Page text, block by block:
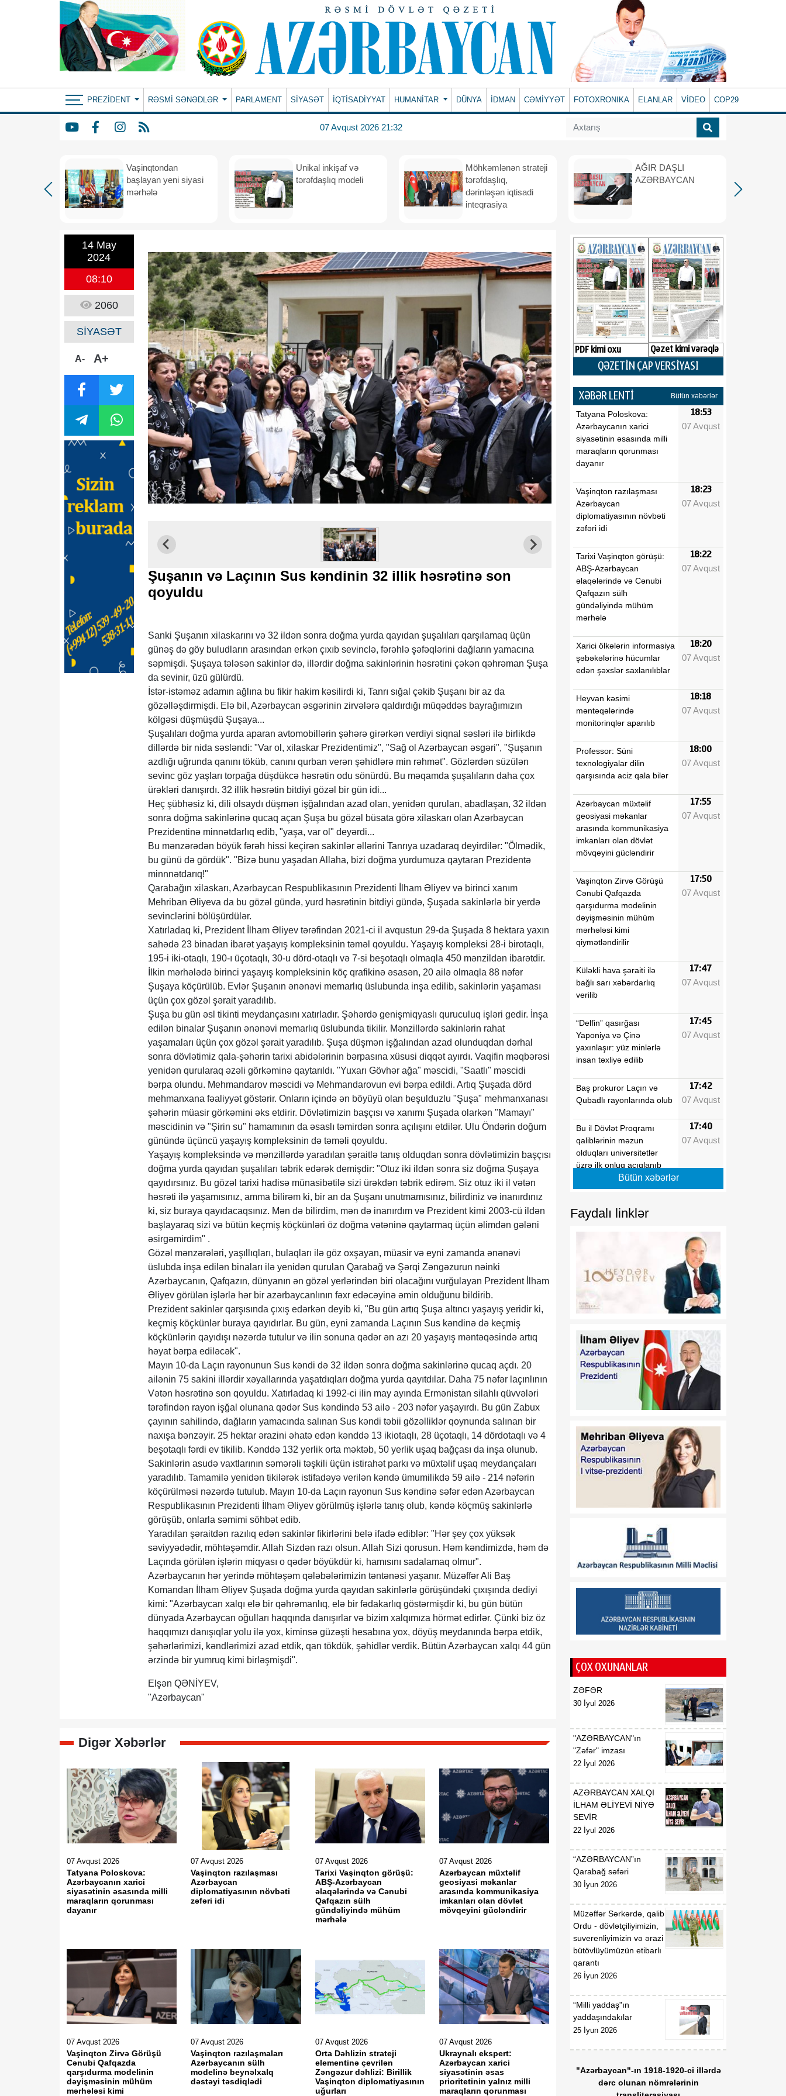
PREZIDENT RƏSMI SƏNƏDLƏR PARLAMENT SİYASƏT İQTİSADİYYAT HUMANITAR DÜNYA İDMAN CƏMİYYƏT FOTOXRONIKA ELANLAR VİDEO COP29
07 Avqust 2026 21:32
Vaşinqtondan
başlayan yeni siyasi
mərhələ
Unikal inkişaf və
tərəfdaşlıq modeli
Möhkəmlənən strateji
tərəfdaşlıq,
dərinləşən iqtisadi
inteqrasiya
AĞIR DAŞLI
AZƏRBAYCAN
14 May
2024
08:10
2060
SİYASƏT
A- A+
Şuşanın və Laçının Sus kəndinin 32 illik həsrətinə son
qoyuldu
Sanki Şuşanın xilaskarını və 32 ildən sonra doğma yurda qayıdan şuşalıları qarşılamaq üçün
günəş də göy buludların arasından erkən çıxıb sevinclə, fərəhlə şəfəqlərini dağların yamacına
səpmişdi. Şuşaya tələsən sakinlər də, illərdir doğma sakinlərinin həsrətini çəkən qəhrəman Şuşa
da sevinir, üzü gülürdü.
İstər-istəməz adamın ağlına bu fikir hakim kəsilirdi ki, Tanrı sığal çəkib Şuşanı bir az da
gözəlləşdirmişdi. Elə bil, Azərbaycan əsgərinin zirvələrə qaldırdığı müqəddəs bayrağımızın
kölgəsi düşmüşdü Şuşaya...
Şuşalıları doğma yurda aparan avtomobillərin şəhərə girərkən verdiyi siqnal səsləri ilə birlikdə
dillərdə bir nida səsləndi: "Var ol, xilaskar Prezidentimiz", "Sağ ol Azərbaycan əsgəri", "Şuşanın
azdlığı uğrunda qanını töküb, canını qurban verən şəhidlərə min rəhmət". Gözlərdən süzülən
sevinc göz yaşları torpağa düşdükcə həsrətin odu sönürdü. Bu məqamda şuşalıların daha çox
ürəkləri danışırdı. 32 illik həsrətin bitdiyi gözəl bir gün idi...
Heç şübhəsiz ki, dili olsaydı düşmən işğalından azad olan, yenidən qurulan, abadlaşan, 32 ildən
sonra doğma sakinlərinə qucaq açan Şuşa bu gözəl büsata görə xilaskarı olan Azərbaycan
Prezidentinə minnətdarlıq edib, "yaşa, var ol" deyərdi...
Bu mənzərədən böyük fərəh hissi keçirən sakinlər əllərini Tanrıya uzadaraq deyirdilər: "Ölmədik,
bu günü də gördük". "Bizə bunu yaşadan Allaha, bizi doğma yurdumuza qaytaran Prezidentə
minnnətdarıq!"
Qarabağın xilaskarı, Azərbaycan Respublikasının Prezidenti İlham Əliyev və birinci xanım
Mehriban Əliyeva da bu gözəl gündə, yurd həsrətinin bitdiyi gündə, Şuşada sakinlərlə bir yerdə
sevinclərini bölüşürdülər.
Xatırladaq ki, Prezident İlham Əliyev tərəfindən 2021-ci il avqustun 29-da Şuşada 8 hektara yaxın
sahədə 23 binadan ibarət yaşayış kompleksinin təməl qoyuldu. Yaşayış kompleksi 28-i birotaqlı,
195-i iki-otaqlı, 190-ı üçotaqlı, 30-u dörd-otaqlı və 7-si beşotaqlı olmaqla 450 mənzildən ibarətdir.
İlkin mərhələdə birinci yaşayış kompleksinin köç qrafikinə əsasən, 20 ailə olmaqla 88 nəfər
Şuşaya köçürülüb. Evlər Şuşanın ənənəvi memarlıq üslubunda inşa edilib, sakinlərin yaşaması
üçün çox gözəl şərait yaradılıb.
Şuşa bu gün əsl tikinti meydançasını xatırladır. Şəhərdə genişmiqyaslı quruculuq işləri gedir. İnşa
edilən binalar Şuşanın ənənəvi memarlıq üslubunda tikilir. Mənzillərdə sakinlərin rahat
yaşamaları üçün çox gözəl şərait yaradılıb. Şuşa düşmən işğalından azad olunduqdan dərhal
sonra dövlətimiz qala-şəhərin tarixi abidələrinin bərpasına xüsusi diqqət ayırdı. Vaqifin məqbərəsi
yenidən qurularaq əzəli görkəminə qaytarıldı. "Yuxarı Gövhər ağa" məscidi, "Saatlı" məscidi
bərpa olundu. Mehmandarov məscidi və Mehmandarovun evi bərpa edildi. Artıq Şuşada dörd
mehmanxana fəaliyyət göstərir. Onların içində ən böyüyü olan beşulduzlu "Şuşa" mehmanxanası
şəhərin müasir görkəmini əks etdirir. Dövlətimizin başçısı və xanımı Şuşada olarkən "Mamayı"
məscidinin və "Şirin su" hamamının da əsaslı təmirdən sonra açılışını etdilər. Ulu Öndərin doğum
günündə üçüncü yaşayış kompleksinin də təməli qoyuldu.
Yaşayış kompleksində və mənzillərdə yaradılan şəraitlə tanış olduqdan sonra dövlətimizin başçısı
doğma yurda qayıdan şuşalıları təbrik edərək demişdir: "Otuz iki ildən sonra siz doğma Şuşaya
qayıdırsınız. Bu gözəl tarixi hadisə münasibətilə sizi ürəkdən təbrik edirəm. Siz otuz iki il vətən
həsrəti ilə yaşamısınız, amma bilirəm ki, bir an da Şuşanı unutmamısınız, bilirdiniz və inanırdınız
ki, siz buraya qayıdacaqsınız. Mən də bilirdim, mən də inanırdım və Prezident kimi 2003-cü ildən
başlayaraq sizi və bütün keçmiş köçkünləri öz doğma vətəninə qaytarmaq üçün əlimdən gələni
əsirgəmirdim" .
Gözəl mənzərələri, yaşıllıqları, bulaqları ilə göz oxşayan, müasir və eyni zamanda ənənəvi
üslubda inşa edilən binaları ilə yenidən qurulan Qarabağ və Şərqi Zəngəzurun nəinki
Azərbaycanın, Qafqazın, dünyanın ən gözəl yerlərindən biri olacağını vurğulayan Prezident İlham
Əliyev görülən işlərlə hər bir azərbaycanlının fəxr edəcəyinə əmin olduğunu bildirib.
Prezident sakinlər qarşısında çıxış edərkən deyib ki, "Bu gün artıq Şuşa altıncı yaşayış yeridir ki,
keçmiş köçkünlər buraya qayıdırlar. Bu gün, eyni zamanda Laçının Sus kəndinə də keçmiş
köçkünlərin qayıdışı nəzərdə tutulur və ilin sonuna qədər ən azı 20 yaşayış məntəqəsində artıq
həyat bərpa ediləcək".
Mayın 10-da Laçın rayonunun Sus kəndi də 32 ildən sonra doğma sakinlərinə qucaq açdı. 20
ailənin 75 sakini illərdir xəyallarında yaşatdıqları doğma yurda qayıtdılar. Daha 75 nəfər laçınlının
Vətən həsrətinə son qoyuldu. Xatırladaq ki 1992-ci ilin may ayında Ermənistan silahlı qüvvələri
tərəfindən rayon işğal olunana qədər Sus kəndində 53 ailə - 203 nəfər yaşayırdı. Bu gün Zabux
çayının sahilində, dağların yamacında salınan Sus kəndi təbii gözəlliklər qoynunda salınan bir
naxışa bənzəyir. 25 hektar ərazini əhatə edən kənddə 13 ikiotaqlı, 28 üçotaqlı, 14 dördotaqlı və 4
beşotaqlı fərdi ev tikilib. Kənddə 132 yerlik orta məktəb, 50 yerlik uşaq bağçası da inşa olunub.
Sakinlərin asudə vaxtlarının səmərəli təşkili üçün istirahət parkı və müxtəlif uşaq meydançaları
yaradılıb. Tamamilə yenidən tikilərək istifadəyə verilən kəndə ümumilikdə 59 ailə - 214 nəfərin
köçürülməsi nəzərdə tutulub. Mayın 10-da Laçın rayonun Sus kəndinə səfər edən Azərbaycan
Respublikasının Prezidenti İlham Əliyev görülmüş işlərlə tanış olub, kəndə köçmüş sakinlərlə
görüşüb, onlarla səmimi söhbət edib.
Yaradılan şəraitdən razılıq edən sakinlər fikirlərini belə ifadə ediblər: "Hər şey çox yüksək
səviyyədədir, möhtəşəmdir. Allah Sizdən razı olsun. Allah Sizi qorusun. Həm kəndimizdə, həm də
Laçında görülən işlərin miqyası o qədər böyükdür ki, hamısını sadalamaq olmur".
Azərbaycanın hər yerində möhtəşəm qələbələrimizin təntənəsi yaşanır. Müzəffər Ali Baş
Komandan İlham Əliyev Şuşada doğma yurda qayıdan sakinlərlə görüşündəki çıxışında dediyi
kimi: "Azərbaycan xalqı elə bir qəhrəmanlıq, elə bir fədakarlıq göstərmişdir ki, bu gün bütün
dünyada Azərbaycan oğulları haqqında danışırlar və bizim xalqımıza hörmət edirlər. Çünki biz öz
haqqımızı danışıqlar yolu ilə yox, kiminsə güzəşti hesabına yox, döyüş meydanında bərpa etdik,
şəhərlərimizi, kəndlərimizi azad etdik, qan tökdük, şəhidlər verdik. Bütün Azərbaycan xalqı 44 gün
ərzində bir yumruq kimi birləşmişdi".
Elşən QƏNİYEV,
"Azərbaycan"
Digər Xəbərlər
07 Avqust 2026
Tatyana Poloskova:
Azərbaycanın xarici
siyasətinin əsasında milli
maraqların qorunması
dayanır
07 Avqust 2026
Vaşinqton razılaşması
Azərbaycan
diplomatiyasının növbəti
zəfəri idi
07 Avqust 2026
Tarixi Vaşinqton görüşü:
ABŞ-Azərbaycan
əlaqələrində və Cənubi
Qafqazın sülh
gündəliyində mühüm
mərhələ
07 Avqust 2026
Azərbaycan müxtəlif
geosiyasi məkanlar
arasında kommunikasiya
imkanları olan dövlət
mövqeyini gücləndirir
07 Avqust 2026
Vaşinqton Zirvə Görüşü
Cənubi Qafqazda
qarşıdurma modelinin
dəyişməsinin mühüm
mərhələsi kimi
07 Avqust 2026
Vaşinqton razılaşmaları
Azərbaycanın sülh
modelinə beynəlxalq
dəstəyi təsdiqlədi
07 Avqust 2026
Orta Dəhlizin strateji
elementinə çevrilən
Zəngəzur dəhlizi: Birillik
Vaşinqton diplomatiyasının
uğurları
07 Avqust 2026
Ukraynalı ekspert:
Azərbaycan xarici
siyasətinin əsas
prioritetinin yalnız milli
maraqların qorunması
PDF kimi oxu Qəzet kimi vərəqlə
QƏZETİN ÇAP VERSİYASI
XƏBƏR LENTİ Bütün xəbərlər
Tatyana Poloskova:
Azərbaycanın xarici
siyasətinin əsasında milli
maraqların qorunması
dayanır
18:53
07 Avqust
Vaşinqton razılaşması
Azərbaycan
diplomatiyasının növbəti
zəfəri idi
18:23
07 Avqust
Tarixi Vaşinqton görüşü:
ABŞ-Azərbaycan
əlaqələrində və Cənubi
Qafqazın sülh
gündəliyində mühüm
mərhələ
18:22
07 Avqust
Xarici ölkələrin informasiya
şəbəkələrinə hücumlar
edən şəxslər saxlanılıblar
18:20
07 Avqust
Heyvan kəsimi
məntəqələrində
monitorinqlər aparılıb
18:18
07 Avqust
Professor: Süni
texnologiyalar dilin
qarşısında aciz qala bilər
18:00
07 Avqust
Azərbaycan müxtəlif
geosiyasi məkanlar
arasında kommunikasiya
imkanları olan dövlət
mövqeyini gücləndirir
17:55
07 Avqust
Vaşinqton Zirvə Görüşü
Cənubi Qafqazda
qarşıdurma modelinin
dəyişməsinin mühüm
mərhələsi kimi
qiymətləndirilir
17:50
07 Avqust
Küləkli hava şəraiti ilə
bağlı sarı xəbərdarlıq
verilib
17:47
07 Avqust
“Delfin” qasırğası
Yaponiya və Çinə
yaxınlaşır: yüz minlərlə
insan təxliyə edilib
17:45
07 Avqust
Baş prokuror Laçın və
Qubadlı rayonlarında olub
17:42
07 Avqust
Bu il Dövlət Proqramı
qaliblərinin məzun
olduqları universitetlər
üzrə ilk onluq açıqlanıb
17:40
07 Avqust
modelinə beynəlxalq
dəstəyi təsdiqlədi
17:39
dərəcələri üzrə sınaq
imtahanlarına cəlb
17:36
07 Avqust
elementinə çevrilən
Zəngəzur dəhlizi: Birillik
Vaşinqton diplomatiyasının
uğurları
07 Avqust
Trans-Xəzər fiber-optik
Avrasiyanın rəqəmsal
körpüsünə çevirir
07 Avqust
Ukraynalı ekspert:
Azərbaycan xarici
prioritetinin yalnız milli
olduğunu nümayiş etdirir
16:34
07 Avqust
“Vətən” jurnalı: Özbəkistan
və Azərbaycan: Müttəfiqlik
07 Avqust
Kənd Təsərrüfatı
Nazirliyinin vəzifəli şəxsləri
rayonlarından olan
vətəndaşlarla görüşüb
16:29
sektoru “Moody’s”dən
16:28
07 Avqust
Azərbaycan və
Ermənistan arasında sülh
inkişaf mərhələsinin
əsasını qoya bilər
16:27
07 Avqust
Bütün xəbərlər
Faydalı linklər
ÇOX OXUNANLAR
ZƏFƏR
30 İyul 2026
"AZƏRBAYCAN"ın
"Zəfər" imzası
22 İyul 2026
AZƏRBAYCAN XALQI
İLHAM ƏLİYEVİ NİYƏ
SEVİR
22 İyul 2026
“AZƏRBAYCAN”ın
Qarabağ səfəri
30 İyun 2026
Müzəffər Sərkərdə, qalib
Ordu - dövlətçiliyimizin,
suverenliyimizin və ərazi
bütövlüyümüzün etibarlı
qarantı
26 İyun 2026
“Milli yaddaş"ın
yaddaşındakılar
25 İyun 2026
"Azərbaycan"-ın 1918-1920-ci illərdə
dərc olunan nömrələrinin